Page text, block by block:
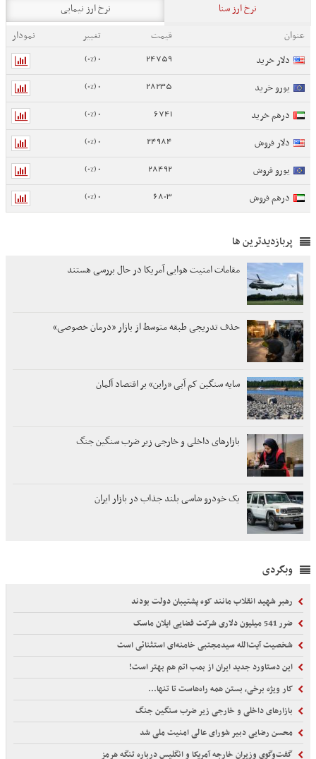
نرخ ارز سنا
نرخ ارز نیمایی
عنوان
قیمت تغییر
نمودار
دلار خرید
24759
0 (0%)
یورو خرید 28235
0 (0%)
درهم خرید 6741
0 (0%)
دلار فروش 24984
0 (0%)
یورو فروش 28492
0 (0%)
درهم فروش 6803
0 (0%)
پربازدیدترین ها
مقامات امنیت هوایی آمریکا در حال بررسی هستند
حذف تدریجی طبقه متوسط از بازار «درمان خصوصی»
سایه سنگین کم آبی «راین» بر اقتصاد آلمان
بازارهای داخلی و خارجی زیر ضرب سنگین جنگ
یک خودرو شاسی بلند جذاب در بازار ایران
وبگردی
رهبر شهید انقلاب مانند کوه پشتیبان دولت بودند
ضرر 541 میلیون دلاری شرکت فضایی ایلان ماسک
شخصیت آیت‌الله سیدمجتبی خامنه‌ای استثنائی است
این دستاورد جدید ایران از بمب اتم هم بهتر است!
کار ویژه برخی، بستن همه راه‌هاست تا تنها...
بازارهای داخلی و خارجی زیر ضرب سنگین جنگ
محسن رضایی دبیر شورای عالی امنیت ملی شد
گفت‌وگوی وزیران خارجه آمریکا و انگلیس درباره تنگه هرمز